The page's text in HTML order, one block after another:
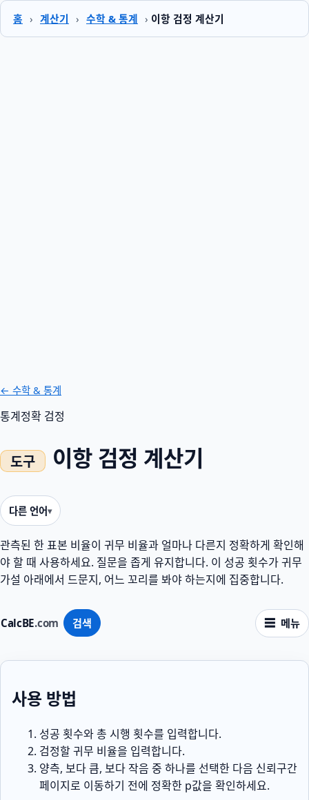
홈 › 계산기 › 수학 & 통계 › 이항 검정 계산기
CalcBE.com 검색 메뉴
← 수학 & 통계
통계정확 검정
이항 검정 계산기
다른 언어
관측된 한 표본 비율이 귀무 비율과 얼마나 다른지 정확하게 확인해
야 할 때 사용하세요. 질문을 좁게 유지합니다. 이 성공 횟수가 귀무
가설 아래에서 드문지, 어느 꼬리를 봐야 하는지에 집중합니다.
사용 방법
성공 횟수와 총 시행 횟수를 입력합니다.
검정할 귀무 비율을 입력합니다.
양측, 보다 큼, 보다 작음 중 하나를 선택한 다음 신뢰구간
페이지로 이동하기 전에 정확한 p값을 확인하세요.